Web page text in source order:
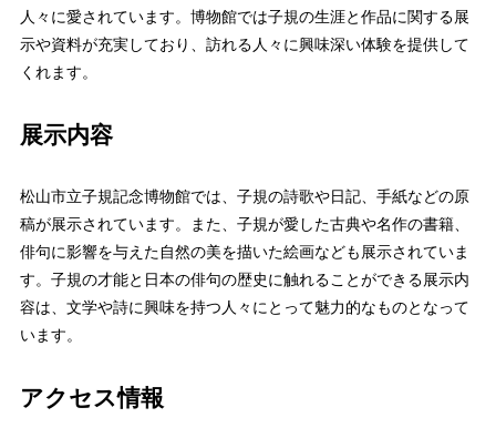
人々に愛されています。博物館では子規の生涯と作品に関する展
示や資料が充実しており、訪れる人々に興味深い体験を提供して
くれます。
展示内容
松山市立子規記念博物館では、子規の詩歌や日記、手紙などの原
稿が展示されています。また、子規が愛した古典や名作の書籍、
俳句に影響を与えた自然の美を描いた絵画なども展示されていま
す。子規の才能と日本の俳句の歴史に触れることができる展示内
容は、文学や詩に興味を持つ人々にとって魅力的なものとなって
います。
アクセス情報